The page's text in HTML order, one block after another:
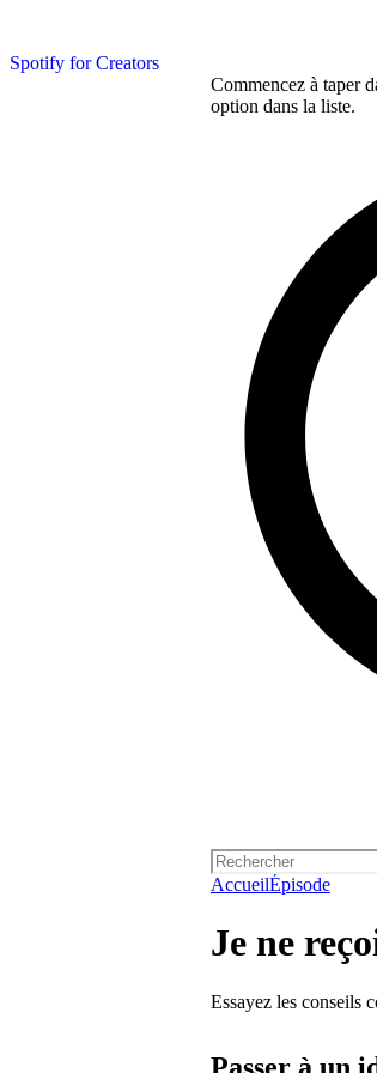
Spotify for Creators
Commencez à taper
option dans la liste.
AccueilÉpisode
Je ne
Essayez les conseils
Passer à un